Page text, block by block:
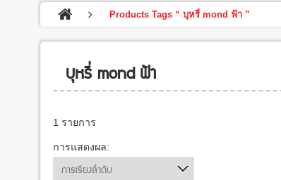
Products Tags “ บุหรี่ mond ฟ้า ”
บุหรี่ mond ฟ้า
1 รายการ
การแสดงผล:
การเรียงลำดับ